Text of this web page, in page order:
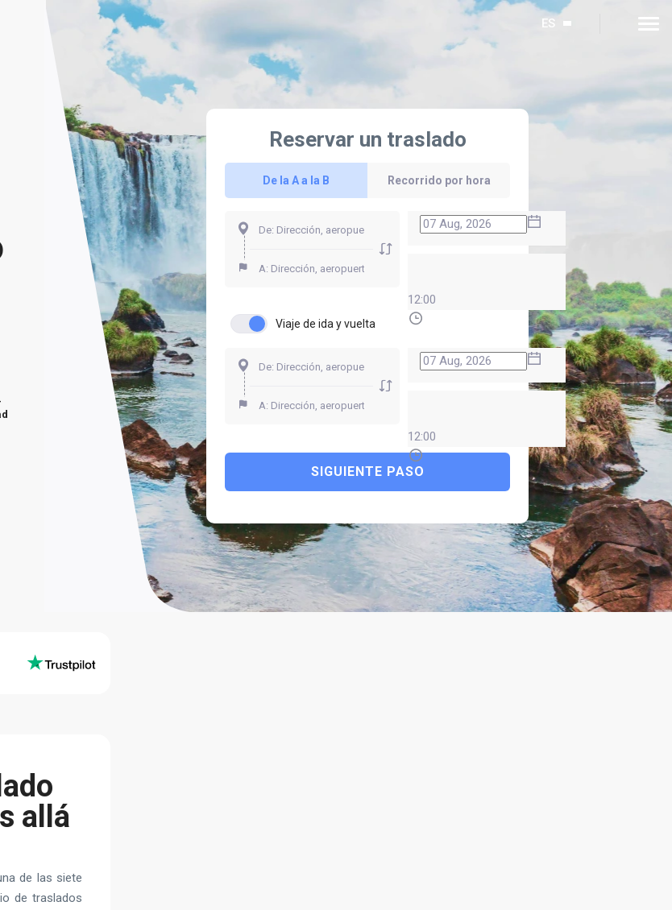
ES
Reservar un traslado
De la A a la B Recorrido por hora
12:00
Viaje de ida y vuelta
12:00
SIGUIENTE PASO
allá
de las siete
de traslados